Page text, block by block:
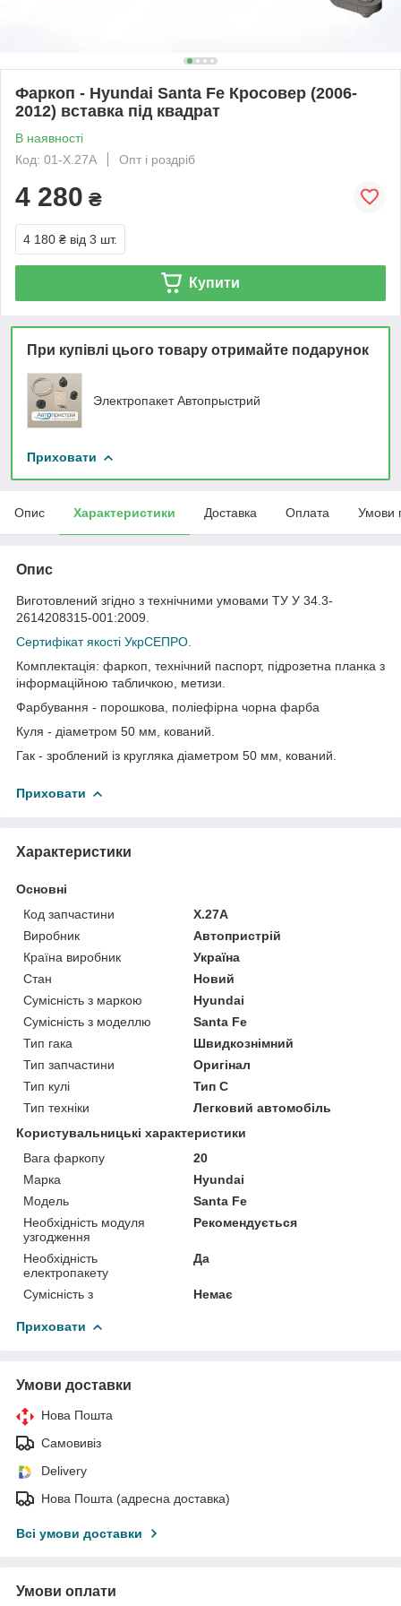
Фаркоп - Hyundai Santa Fe Кросовер (2006-
2012) вставка під квадрат
В наявності
Код: 01-Х.27А
Опт і роздріб
4 280 ₴
4 180 ₴ від 3 шт.
Купити
При купівлі цього товару отримайте подарунок
Электропакет Автопрыстрий
Приховати
Опис Характеристики Доставка Оплата Умови
Опис
Виготовлений згідно з технічними умовами ТУ У 34.3-
2614208315-001:2009.
Сертифікат якості УкрСЕПРО.
Комплектація: фаркоп, технічний паспорт, підрозетна планка з
інформаційною табличкою, метизи.
Фарбування - порошкова, поліефірна чорна фарба
Куля - діаметром 50 мм, кований.
Гак - зроблений із кругляка діаметром 50 мм, кований.
Приховати
Характеристики
Основні
Код запчастини
Х.27А
Виробник
Автопристрій
Країна виробник
Україна
Стан
Новий
Сумісність з маркою
Hyundai
Сумісність з моделлю
Santa Fe
Тип гака
Швидкознімний
Тип запчастини
Оригінал
Тип кулі
Тип C
Тип техніки
Легковий автомобіль
Користувальницькі характеристики
Вага фаркопу
20
Марка
Hyundai
Мoдель
Santa Fe
Необхідність модуля
узгодження
Рекомендується
Необхідність
електропакету
Да
Сумісність з Немає
Приховати
Умови доставки
Нова Пошта
Самовивіз
Delivery
Нова Пошта (адресна доставка)
Всі умови доставки
Умови оплати